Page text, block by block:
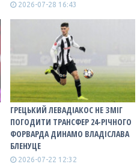
2026-07-28 16:43
ГРЕЦЬКИЙ ЛЕВАДІАКОС НЕ ЗМІГ
ПОГОДИТИ ТРАНСФЕР 24-РІЧНОГО
ФОРВАРДА ДИНАМО ВЛАДІСЛАВА
БЛЕНУЦЕ
2026-07-22 12:32